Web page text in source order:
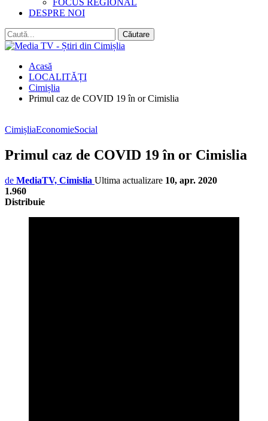
FOCUS REGIONAL
DESPRE NOI
Acasă
LOCALITĂȚI
Cimișlia
Primul caz de COVID 19 în or Cimislia
CimișliaEconomieSocial
Primul caz de COVID 19 în or Cimislia
de MediaTV, Cimislia Ultima actualizare 10, apr. 2020
1.960
Distribuie